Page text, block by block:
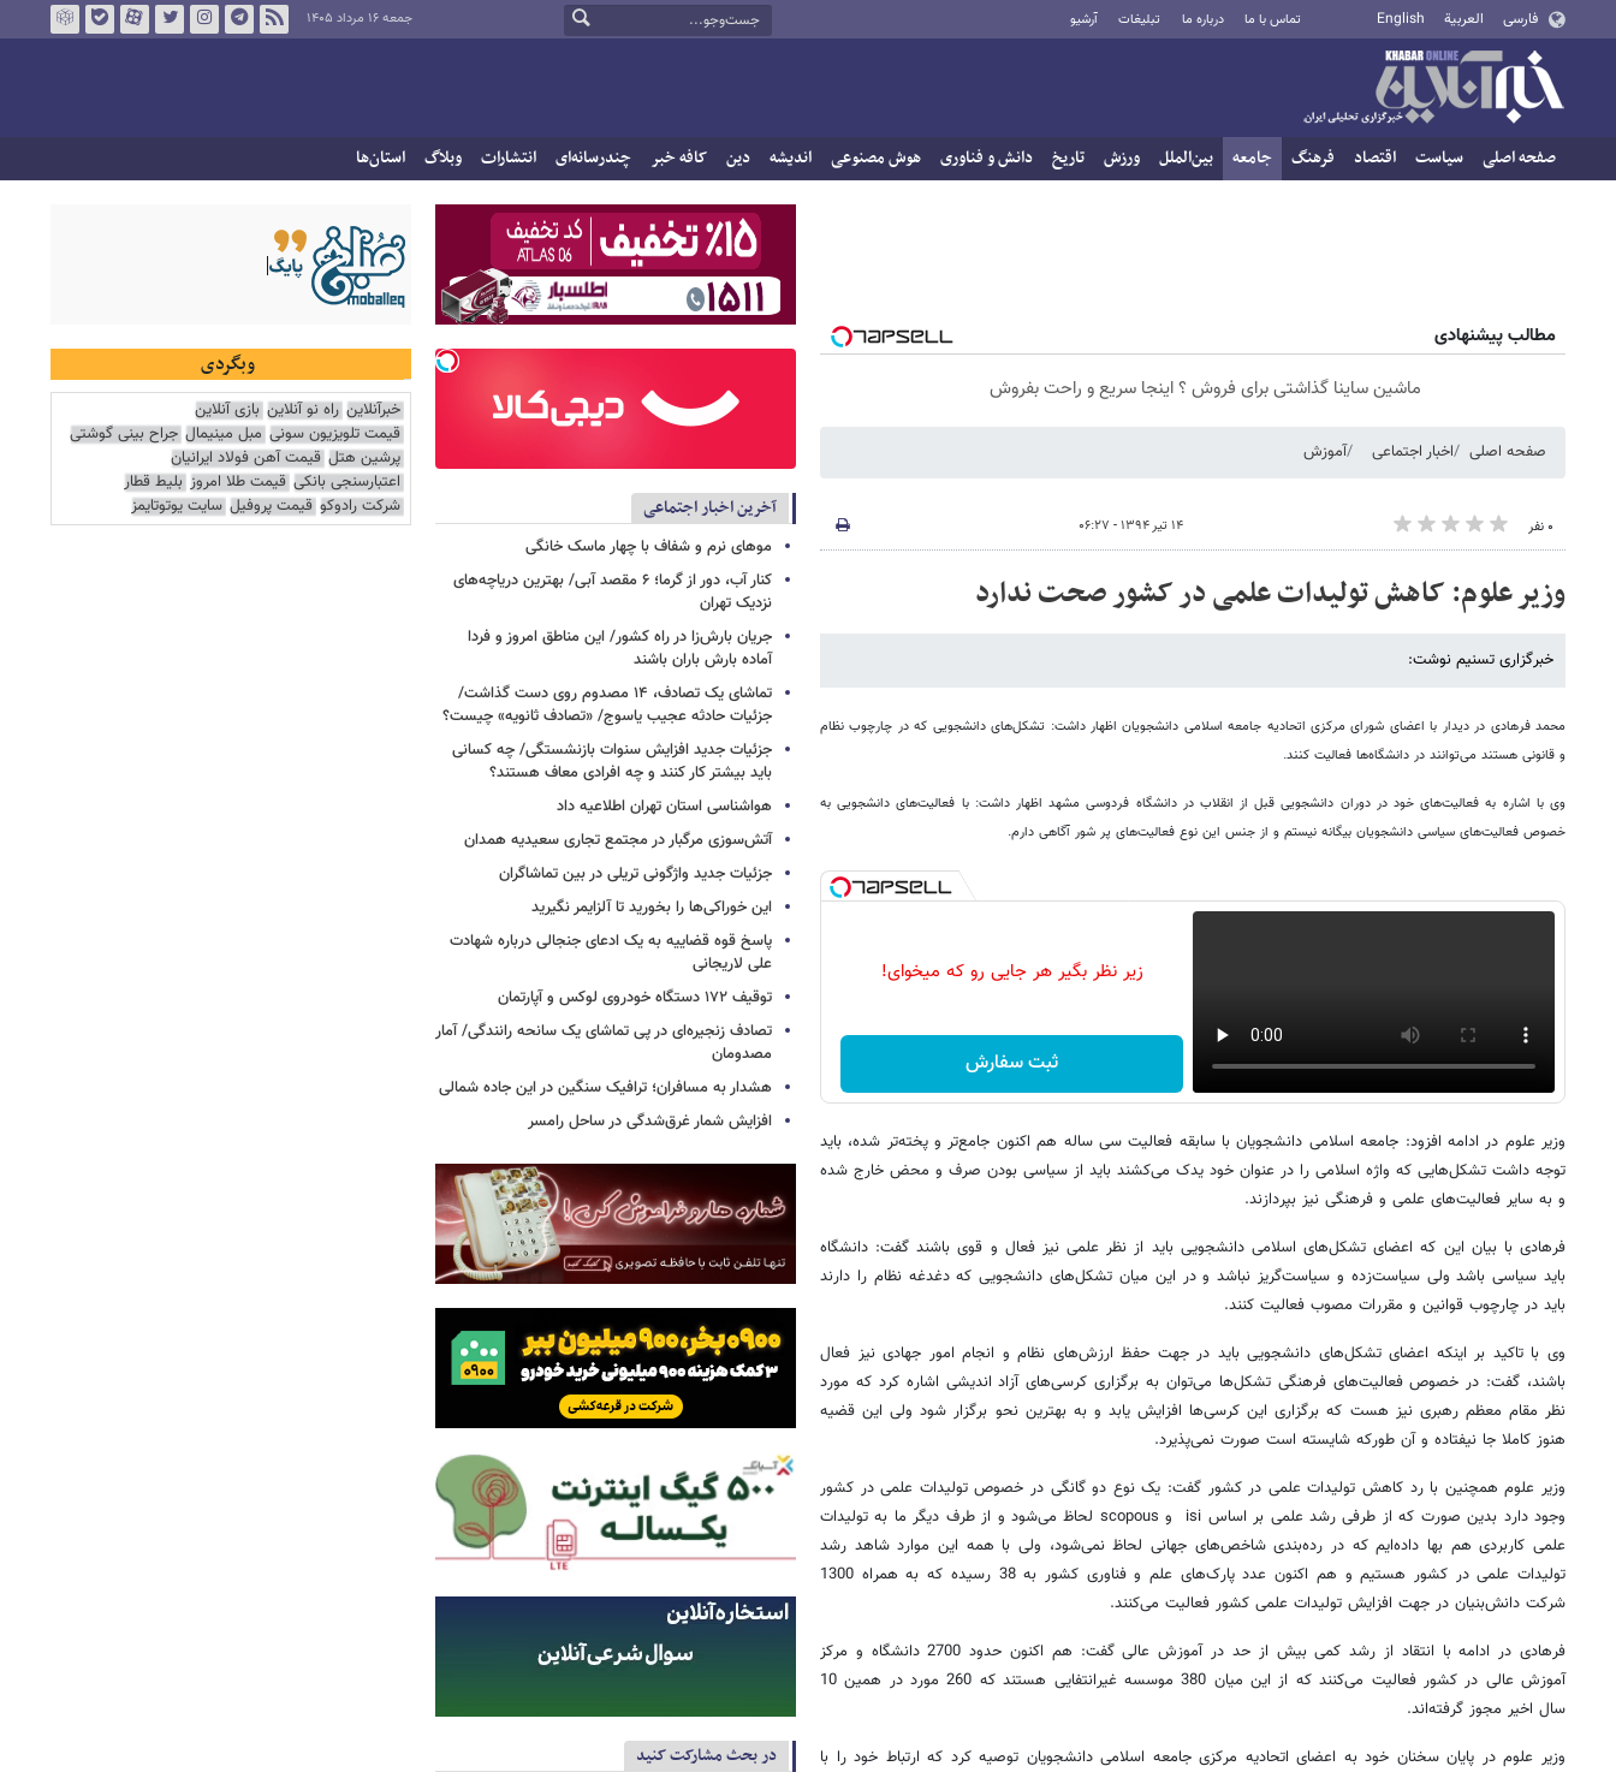
فارسی العربية English تماس با ما درباره ما تبلیغات آرشیو جمعه ۱۶ مرداد ۱۴۰۵
صفحه اصلی سیاست اقتصاد فرهنگ جامعه بین‌الملل ورزش تاریخ دانش و فناوری هوش مصنوعی اندیشه دین کافه خبر چندرسانه‌ای انتشارات وبلاگ استان‌ها
مطالب پیشنهادی
ماشین ساینا گذاشتی برای فروش ؟ اینجا سریع و راحت بفروش
صفحه اصلی اخبار اجتماعی آموزش
۰ نفر ۱۴ تیر ۱۳۹۴ - ۰۶:۲۷
وزیر علوم: کاهش تولیدات علمی در کشور صحت ندارد
خبرگزاری تسنیم نوشت:
محمد فرهادی در دیدار با اعضای شورای مرکزی اتحادیه جامعه اسلامی دانشجویان اظهار داشت: تشکل‌های دانشجویی که در چارچوب نظام
و قانونی هستند می‌توانند در دانشگاه‌ها فعالیت کنند.
وی با اشاره به فعالیت‌های خود در دوران دانشجویی قبل از انقلاب در دانشگاه فردوسی مشهد اظهار داشت‌: با فعالیت‌های دانشجویی به
خصوص فعالیت‌های سیاسی دانشجویان بیگانه نیستم و از جنس این نوع فعالیت‌های پر شور آگاهی دارم.
زیر نظر بگیر هر جایی رو که میخوای!
ثبت سفارش
وزیر علوم در ادامه افزود: جامعه اسلامی دانشجویان با سابقه فعالیت سی ساله هم اکنون جامع‌تر و پخته‌تر شده، باید
توجه داشت تشکل‌هایی که واژه اسلامی را در عنوان خود یدک می‌کشند باید از سیاسی بودن صرف و محض خارج شده
و به سایر فعالیت‌های علمی و فرهنگی نیز بپردازند.
فرهادی با بیان این که اعضای تشکل‌های اسلامی دانشجویی باید از نظر علمی نیز فعال و قوی باشند گفت: دانشگاه
باید سیاسی باشد ولی سیاست‌زده و سیاست‌گریز نباشد و در این میان تشکل‌های دانشجویی که دغدغه نظام را دارند
باید در چارچوب قوانین و مقررات مصوب فعالیت کنند.
وی با تاکید بر اینکه اعضای تشکل‌های دانشجویی باید در جهت حفظ ارزش‌های نظام و انجام امور جهادی نیز فعال
باشند، گفت: در خصوص فعالیت‌های فرهنگی تشکل‌ها می‌توان به برگزاری کرسی‌های آزاد اندیشی اشاره کرد که مورد
نظر مقام معظم رهبری نیز هست که برگزاری این کرسی‌ها افزایش یابد و به بهترین نحو برگزار شود ولی این قضیه
هنوز کاملا جا نیفتاده و آن طورکه شایسته است صورت نمی‌پذیرد.
وزیر علوم همچنین با رد کاهش تولیدات علمی در کشور گفت: یک نوع دو گانگی در خصوص تولیدات علمی در کشور
وجود دارد بدین صورت که از طرفی رشد علمی بر اساس isi و scopous لحاظ می‌شود و از طرف دیگر ما به تولیدات
علمی کاربردی هم بها داده‌ایم که در رده‌بندی شاخص‌های جهانی لحاظ نمی‌شود، ولی با همه این موارد شاهد رشد
تولیدات علمی در کشور هستیم و هم اکنون عدد پارک‌های علم و فناوری کشور به 38 رسیده که به همراه 1300
شرکت دانش‌بنیان در جهت افزایش تولیدات علمی کشور فعالیت می‌کنند.
فرهادی در ادامه با انتقاد از رشد کمی بیش از حد در آموزش عالی گفت: هم اکنون حدود 2700 دانشگاه و مرکز
آموزش عالی در کشور فعالیت می‌کنند که از این میان 380 موسسه غیرانتفایی هستند که 260 مورد در همین 10
سال اخیر مجوز گرفته‌اند.
وزیر علوم در پایان سخنان خود به اعضای اتحادیه مرکزی جامعه اسلامی دانشجویان توصیه کرد که ارتباط خود را با
آخرین اخبار اجتماعی
موهای نرم و شفاف با چهار ماسک خانگی
کنار آب، دور از گرما؛ ۶ مقصد آبی/ بهترین دریاچه‌های
نزدیک تهران
جریان بارش‌زا در راه کشور/ این مناطق امروز و فردا
آماده بارش باران باشند
تماشای یک تصادف، ۱۴ مصدوم روی دست گذاشت/
جزئیات حادثه عجیب یاسوج/ «تصادف ثانویه» چیست؟
جزئیات جدید افزایش سنوات بازنشستگی/ چه کسانی
باید بیشتر کار کنند و چه افرادی معاف هستند؟
هواشناسی استان تهران اطلاعیه داد
آتش‌سوزی مرگبار در مجتمع تجاری سعیدیه همدان
جزئیات جدید واژگونی تریلی در بین تماشاگران
این خوراکی‌ها را بخورید تا آلزایمر نگیرید
پاسخ قوه قضاییه به یک ادعای جنجالی درباره شهادت
علی لاریجانی
توقیف ۱۷۲ دستگاه خودروی لوکس و آپارتمان
تصادف زنجیره‌ای در پی تماشای یک سانحه رانندگی/ آمار
مصدومان
هشدار به مسافران؛ ترافیک سنگین در این جاده شمالی
افزایش شمار غرق‌شدگی در ساحل رامسر
در بحث مشارکت کنید
وبگردی
خبرآنلاین راه نو آنلاین بازی آنلاین
قیمت تلویزیون سونی مبل مینیمال جراح بینی گوشتی
پرشین هتل قیمت آهن فولاد ایرانیان
اعتبارسنجی بانکی قیمت طلا امروز بلیط قطار
شرکت رادوکو قیمت پروفیل سایت یوتوتایمز